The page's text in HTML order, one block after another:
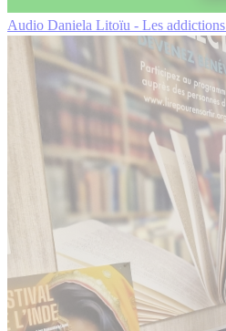
Audio Daniela Litoïu - Les addictions